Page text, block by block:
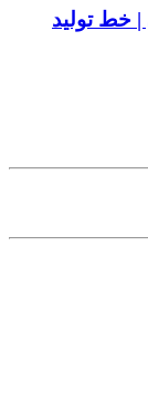
خط تولید